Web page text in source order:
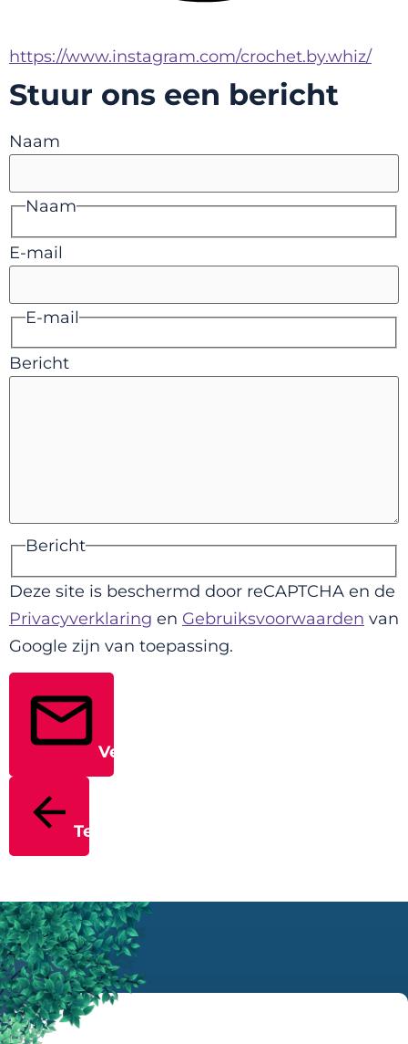
https://www.instagram.com/crochet.by.whiz/
Stuur ons een bericht
Naam
Naam
E-mail
E-mail
Bericht
Bericht
Deze site is beschermd door reCAPTCHA en de
Privacyverklaring en Gebruiksvoorwaarden van
Google zijn van toepassing.
Verstuur
Terug